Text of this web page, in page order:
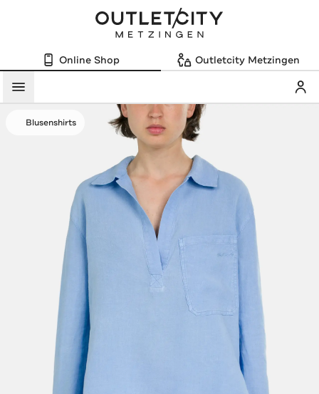
Online Shop Outletcity Metzingen
Menü
Blusenshirts